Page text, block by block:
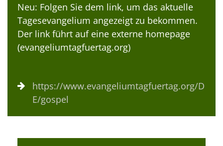
Neu: Folgen Sie dem link, um das aktuelle
Tagesevangelium angezeigt zu bekommen.
Der link führt auf eine externe homepage
(evangeliumtagfuertag.org)
https://www.evangeliumtagfuertag.org/D
E/gospel